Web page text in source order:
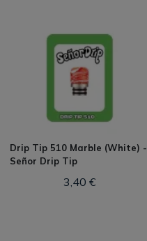
Drip Tip 510 Marble (White) -
Señor Drip Tip
3,40 €